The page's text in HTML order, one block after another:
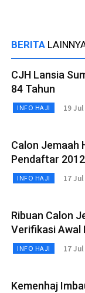
BERITA
CJH Lansia
84 Tahun
INFO HAJI 19
Calon Jemaah
Pendaftar
INFO HAJI 17
Ribuan Calon
Verifikasi Awal
INFO HAJI 17
Kemenhaj